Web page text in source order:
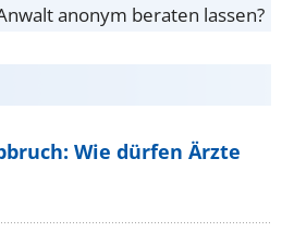
anonym beraten lassen?
Wie dürfen Ärzte